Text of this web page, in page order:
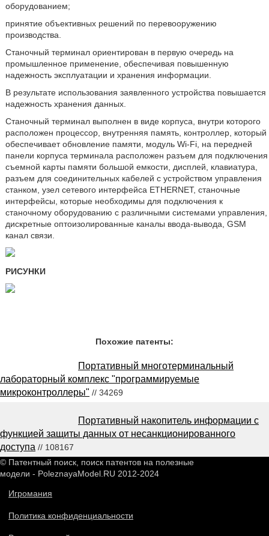
оборудованием;
принятие объективных решений по перевооружению
производства.
Станочный терминал ориентирован в первую очередь на
промышленное применение, обеспечивая повышенную
надежность эксплуатации и хранения информации.
В результате использования заявленного устройства повышается
надежность хранения данных.
Станочный терминал выполнен в виде корпуса, внутри которого
расположен процессор, внутренняя память, контроллер, который
обеспечивает обновление памяти, модуль Wi-Fi, на передней
панели корпуса терминала расположен разъем для подключения
съемной карты памяти большой емкости, дисплей, клавиатура,
разъем для соединительных кабелей с устройством управления
станком, узел сетевого интерфейса ETHERNET, станочные
интерфейсы, которые необходимы для подключения к
станочному оборудованию с различными системами управления,
дискретные оптоизолированные каналы ввода-вывода, GSM
канал связи.
РИСУНКИ
Похожие патенты:
Портативный многотерминальный
лабораторный комплекс "программируемые
микроконтроллеры" // 34269
Портативный накопитель информации с
функцией защиты данных от несанкционированного
доступа // 108167
© Патентный поиск, поиск патентов на полезные
модели - PoleznayaModel.RU 2012-2024
Игромания
Политика конфиденциальности